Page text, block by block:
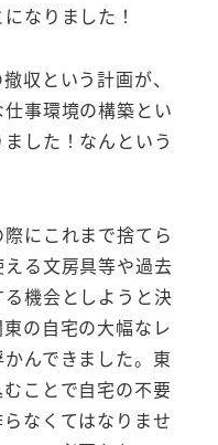
なりました！
収という計画が、
事環境の構築とい
した！なんという
にこれまで捨てら
る文房具等や過去
機会としようと決
の自宅の大幅なレ
んできました。東
ことで自宅の不要
なくてはなりませ